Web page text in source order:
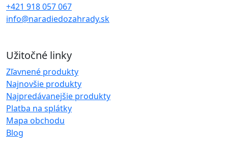
+421 918 057 067
info@naradiedozahrady.sk
Užitočné linky
Zľavnené produkty
Najnovšie produkty
Najpredávanejšie produkty
Platba na splátky
Mapa obchodu
Blog